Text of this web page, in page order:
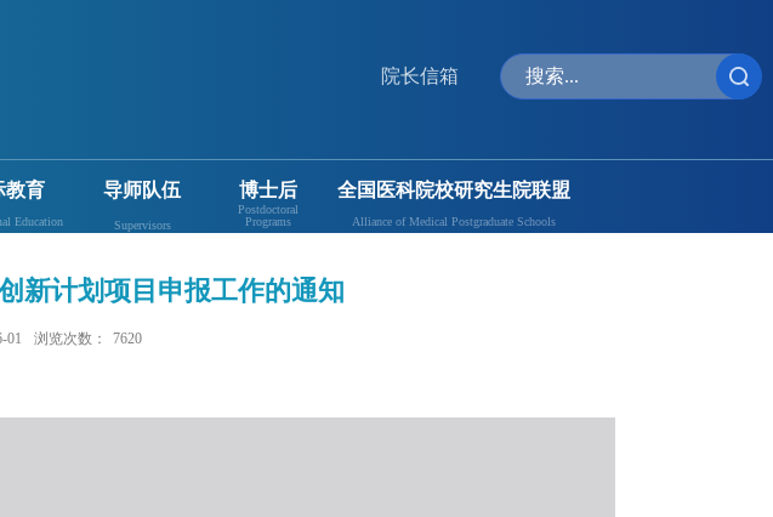
院长信箱
教育
Education
导师队伍
Supervisors
博士后
Postdoctoral
Programs
全国医科院校研究生院联盟
Alliance of Medical Postgraduate Schools
新计划项目申报工作的通知
01 浏览次数： 7620